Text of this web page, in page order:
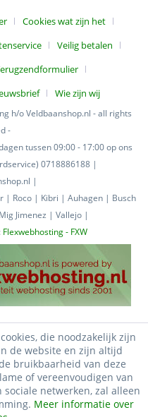
Cookies wat zijn het
Veilig betalen
Wie zijn wij
h/o Veldbaanshop.nl - all rights
-
tussen 09:00 - 17:00 op ons
0718886188 |
|
| Roco | Kibri | Auhagen | Busch
Jimenez | Vallejo |
Flexwebhosting - FXW
die noodzakelijk zijn
de website en zijn altijd
bruikbaarheid van deze
of vereenvoudigen van
netwerken, zal alleen
Meer informatie over